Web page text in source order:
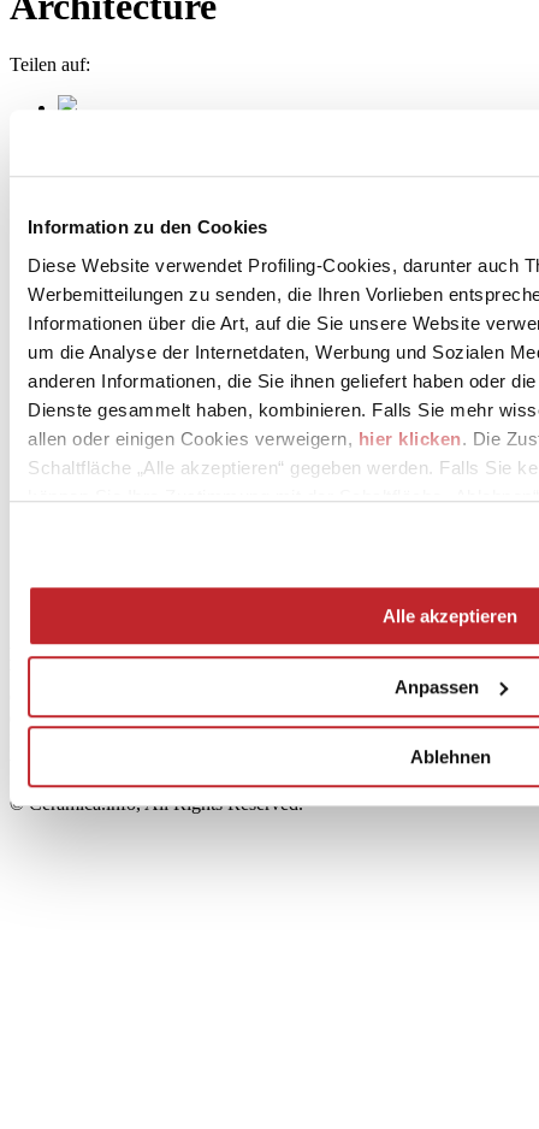
Information zu den Cookies
Diese Website verwendet Profiling-Cookies, darunter auch
Werbemitteilungen zu senden, die Ihren Vorlieben
Informationen über die Art, auf die Sie unsere Website
um die Analyse der Internetdaten, Werbung und Sozialen
anderen Informationen, die Sie ihnen geliefert haben oder
Dienste gesammelt haben, kombinieren. Falls Sie mehr
allen oder einigen Cookies verweigern, hier klicken. Die
Schaltfläche „Alle akzeptieren“ gegeben werden. Falls Sie
können Sie Ihre Zustimmung mit der Schaltfläche
Alle akzeptieren
Anpassen
Ablehnen
Teilen auf:
News
aziende
Cookie Policy
Edi.Cer S.p.a. Società unipersonale
Viale Monte Santo, 40 - 41049 Sassuolo (MO) - Italy
Capitale Sociale: 2.500.000 euro - Codice fiscale e P.IVA
00853700367
© Ceramica.info, All Rights Reserved.